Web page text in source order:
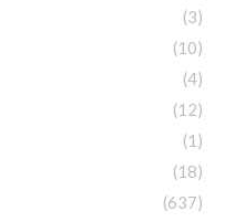
(3)
(10)
(4)
(12)
(1)
(18)
(637)